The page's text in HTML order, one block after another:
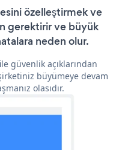
özelleştirmek ve
gerektirir ve büyük
neden olur.
güvenlik açıklarından
büyümeye devam
olasıdır.